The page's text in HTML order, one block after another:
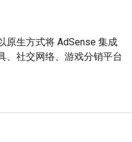
原生方式将 AdSense 集成
、社交网络、游戏分销平台